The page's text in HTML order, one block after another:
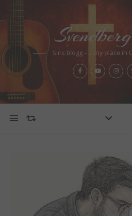
Siris blogg – …my place in